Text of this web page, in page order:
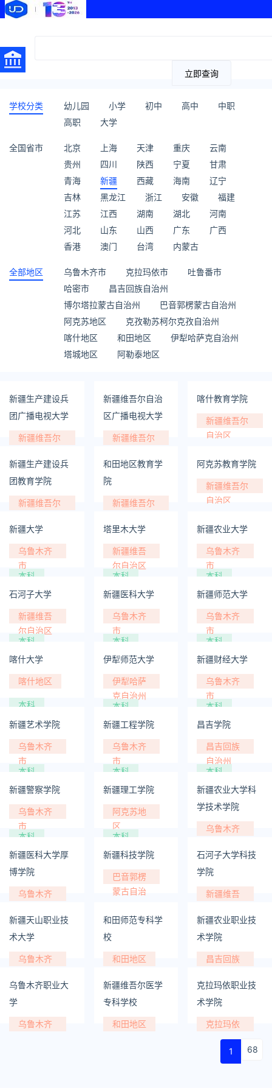
立即查询
学校分类 幼儿园 小学 初中 高中
中职
高职
大学
全国省市 北京 上海 天津 重庆
云南
贵州
四川 陕西 宁夏
甘肃
青海
新疆 西藏 海南
辽宁
吉林
黑龙江 浙江 安徽
福建
江苏
江西 湖南 湖北
河南
河北
山东 山西 广东
广西
香港
澳门 台湾 内蒙古
全部地区 乌鲁木齐市 克拉玛依市
吐鲁番市
哈密市
昌吉回族自治州
博尔塔拉蒙古自治州
巴音郭楞蒙古自治州
阿克苏地区
克孜勒苏柯尔克孜自治州
喀什地区
和田地区
伊犁哈萨克自治州
塔城地区
阿勒泰地区
新疆生产建设兵
团广播电视大学
新疆维吾尔
新疆维吾尔自治
区广播电视大学
新疆维吾尔
喀什教育学院
新疆维吾尔
自治区
新疆生产建设兵
团教育学院
新疆维吾尔
和田地区教育学
院
新疆维吾尔
阿克苏教育学院
新疆维吾尔
自治区
新疆大学
乌鲁木齐
市
本科
塔里木大学
新疆维吾
尔自治区
本科
新疆农业大学
乌鲁木齐
市
本科
石河子大学
新疆维吾
尔自治区
本科
新疆医科大学
乌鲁木齐
市
本科
新疆师范大学
乌鲁木齐
市
本科
喀什大学
喀什地区
本科
伊犁师范大学
伊犁哈萨
克自治州
本科
新疆财经大学
乌鲁木齐
市
本科
新疆艺术学院
乌鲁木齐
市
本科
新疆工程学院
乌鲁木齐
市
本科
昌吉学院
昌吉回族
自治州
本科
新疆警察学院
乌鲁木齐
市
本科
新疆理工学院
阿克苏地
区
本科
新疆农业大学科
学技术学院
乌鲁木齐
本科
新疆医科大学厚
博学院
乌鲁木齐
本科
新疆科技学院
巴音郭楞
蒙古自治
本科
石河子大学科技
学院
新疆维吾
本科
新疆天山职业技
术大学
乌鲁木齐
本科
和田师范专科学
校
和田地区
专科
新疆农业职业技
术学院
昌吉回族
专科
乌鲁木齐职业大
学
乌鲁木齐
新疆维吾尔医学
专科学校
和田地区
克拉玛依职业技
术学院
克拉玛依
1 68